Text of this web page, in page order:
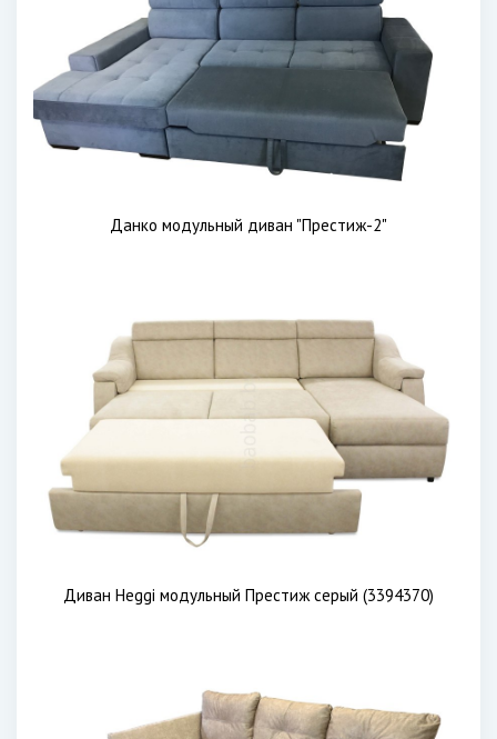
Данко модульный диван "Престиж-2"
Диван Heggi модульный Престиж серый (3394370)